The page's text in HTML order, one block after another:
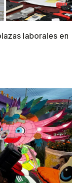
laborales en